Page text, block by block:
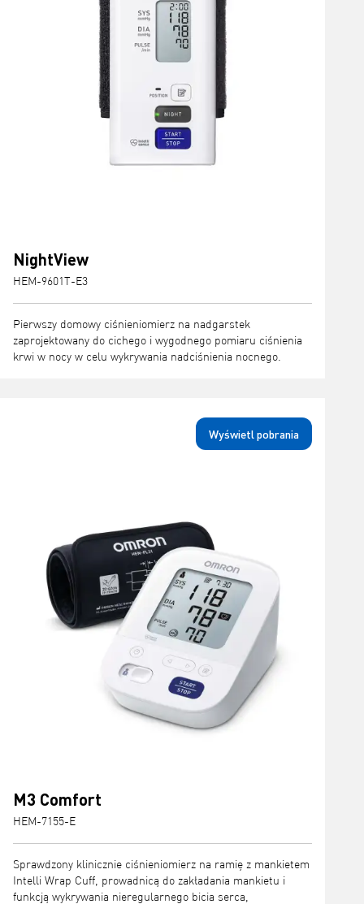
NightView
HEM-9601T-E3
Pierwszy domowy ciśnieniomierz na nadgarstek
zaprojektowany do cichego i wygodnego pomiaru ciśnienia
krwi w nocy w celu wykrywania nadciśnienia nocnego.
M3 Comfort
HEM-7155-E
Sprawdzony klinicznie ciśnieniomierz na ramię z mankietem
Intelli Wrap Cuff, prowadnicą do zakładania mankietu i
funkcją wykrywania nieregularnego bicia serca,
Wyświetl pobrania